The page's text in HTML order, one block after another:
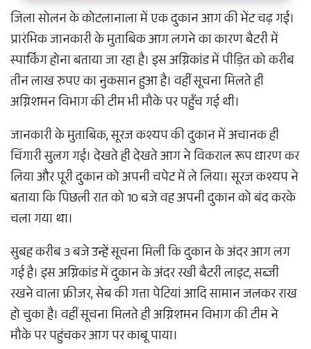
जिला सोलन के कोटलानाला में एक दुकान आग की भेंट चढ़ गई।
प्रारंभिक जानकारी के मुताबिक आग लगने का कारण बैटरी में
स्पार्किंग होना बताया जा रहा है। इस अग्निकांड में पीड़ित को करीब
तीन लाख रुपए का नुकसान हुआ है। वहीं सूचना मिलते ही
अग्निशमन विभाग की टीम भी मौके पर पहुँच गई थी।
जानकारी के मुताबिक, सूरज कश्यप की दुकान में अचानक ही
चिंगारी सुलग गई। देखते ही देखते आग ने विकराल रूप धारण कर
लिया और पूरी दुकान को अपनी चपेट में ले लिया। सूरज कश्यप ने
बताया कि पिछली रात को 10 बजे वह अपनी दुकान को बंद करके
चला गया था।
सुबह करीब 3 बजे उन्हें सूचना मिली कि दुकान के अंदर आग लग
गई है। इस अग्निकांड में दुकान के अंदर रखी बैटरी लाइट, सब्जी
रखने वाला फ्रीजर, सेब की गत्ता पेटियां आदि सामान जलकर राख
हो चुका है। वहीं सूचना मिलते ही अग्निशमन विभाग की टीम ने
मौके पर पहुंचकर आग पर काबू पाया।